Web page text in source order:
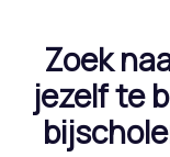
Zoek
jezelf te